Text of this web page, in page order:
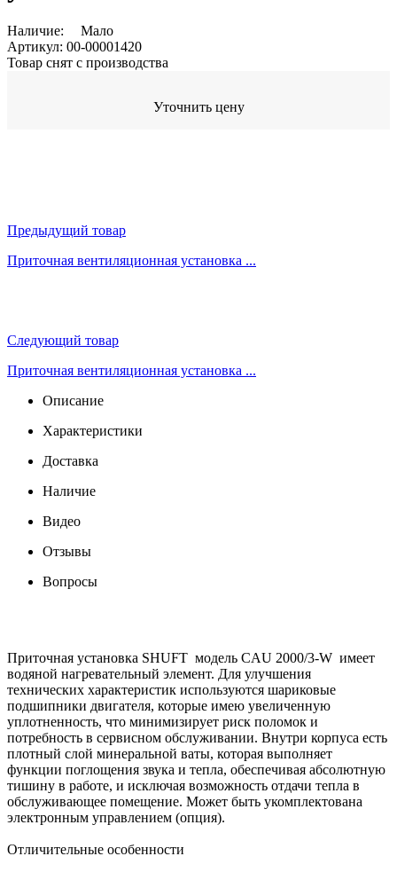
Наличие:
Мало
Артикул: 00-00001420
Товар снят с производства
Уточнить цену
Предыдущий товар
Приточная вентиляционная установка ...
Следующий товар
Приточная вентиляционная установка ...
Описание
Характеристики
Доставка
Наличие
Видео
Отзывы
Вопросы
Приточная установка SHUFT модель CAU 2000/3-W имеет
водяной нагревательный элемент. Для улучшения
технических характеристик используются шариковые
подшипники двигателя, которые имею увеличенную
уплотненность, что минимизирует риск поломок и
потребность в сервисном обслуживании. Внутри корпуса есть
плотный слой минеральной ваты, которая выполняет
функции поглощения звука и тепла, обеспечивая абсолютную
тишину в работе, и исключая возможность отдачи тепла в
обслуживающее помещение. Может быть укомплектована
электронным управлением (опция).
Отличительные особенности